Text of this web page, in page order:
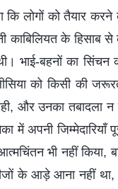
लोगों को तैयार करने
के हिसाब
भाई-बहनों का सिंचन
को किसी की
और उनका तबादला
में अपनी
भी नहीं
के आड़े आना नहीं